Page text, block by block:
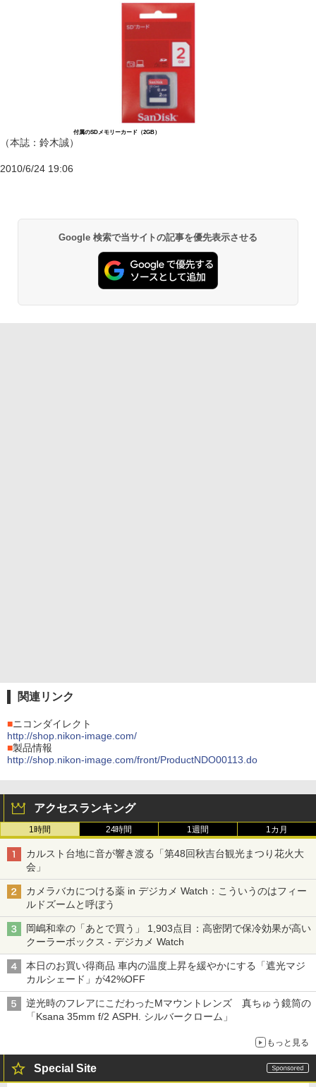
付属のSDメモリーカード（2GB）
（本誌：鈴木誠）
2010/6/24 19:06
Google 検索で当サイトの記事を優先表示させる
関連リンク
■ニコンダイレクト
http://shop.nikon-image.com/
■製品情報
http://shop.nikon-image.com/front/ProductNDO00113.do
アクセスランキング
1時間 24時間 1週間 1カ月
カルスト台地に音が響き渡る「第48回秋吉台観光まつり花火大
会」
カメラバカにつける薬 in デジカメ Watch：こういうのはフィー
ルドズームと呼ぼう
岡嶋和幸の「あとで買う」 1,903点目：高密閉で保冷効果が高い
クーラーボックス - デジカメ Watch
本日のお買い得商品 車内の温度上昇を緩やかにする「遮光マジ
カルシェード」が42%OFF
逆光時のフレアにこだわったMマウントレンズ 真ちゅう鏡筒の
「Ksana 35mm f/2 ASPH. シルバークローム」
もっと見る
Special Site